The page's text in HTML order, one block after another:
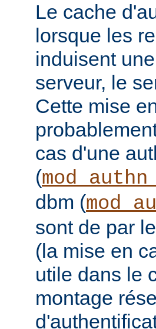
Le cache
lorsque les
induisent
serveur, le
Cette mise
cas d'une
(
dbm (
sont de par
(la mise en
utile dans le
montage